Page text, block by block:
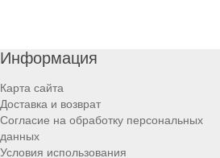
Информация
Карта сайта
Доставка и возврат
Согласие на обработку персональных
данных
Условия использования